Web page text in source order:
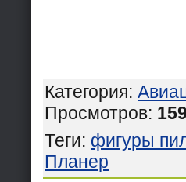
Категория:
Просмотров:
Теги: фигуры
Планер